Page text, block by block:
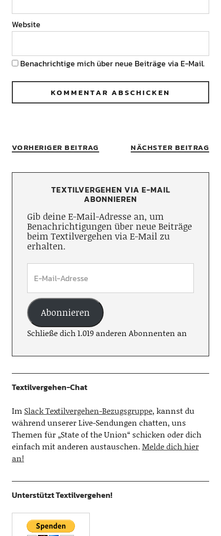
Website
Benachrichtige mich über neue Beiträge via E-Mail.
VORHERIGER BEITRAG NÄCHSTER BEITRAG
TEXTILVERGEHEN VIA E-MAIL
ABONNIEREN
Gib deine E-Mail-Adresse an, um
Benachrichtigungen über neue Beiträge
beim Textilvergehen via E-Mail zu
erhalten.
Abonnieren
Schließe dich 1.019 anderen Abonnenten an
Textilvergehen-Chat
Im Slack Textilvergehen-Bezugsgruppe, kannst du
während unserer Live-Sendungen chatten, uns
Themen für „State of the Union“ schicken oder dich
einfach mit anderen austauschen.Melde dich hier
an!
Unterstützt Textilvergehen!